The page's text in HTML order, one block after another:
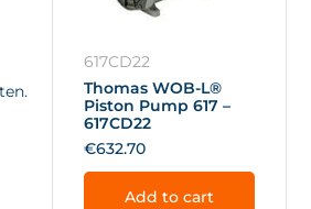
617CD22
Thomas WOB-L®
Piston Pump 617 –
617CD22
€632.70
Add to cart